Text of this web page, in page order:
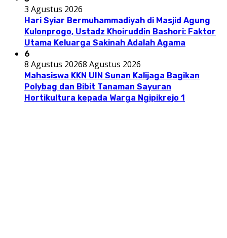
3 Agustus 2026
Hari Syiar Bermuhammadiyah di Masjid Agung
Kulonprogo, Ustadz Khoiruddin Bashori: Faktor
Utama Keluarga Sakinah Adalah Agama
6
8 Agustus 20268 Agustus 2026
Mahasiswa KKN UIN Sunan Kalijaga Bagikan
Polybag dan Bibit Tanaman Sayuran
Hortikultura kepada Warga Ngipikrejo 1